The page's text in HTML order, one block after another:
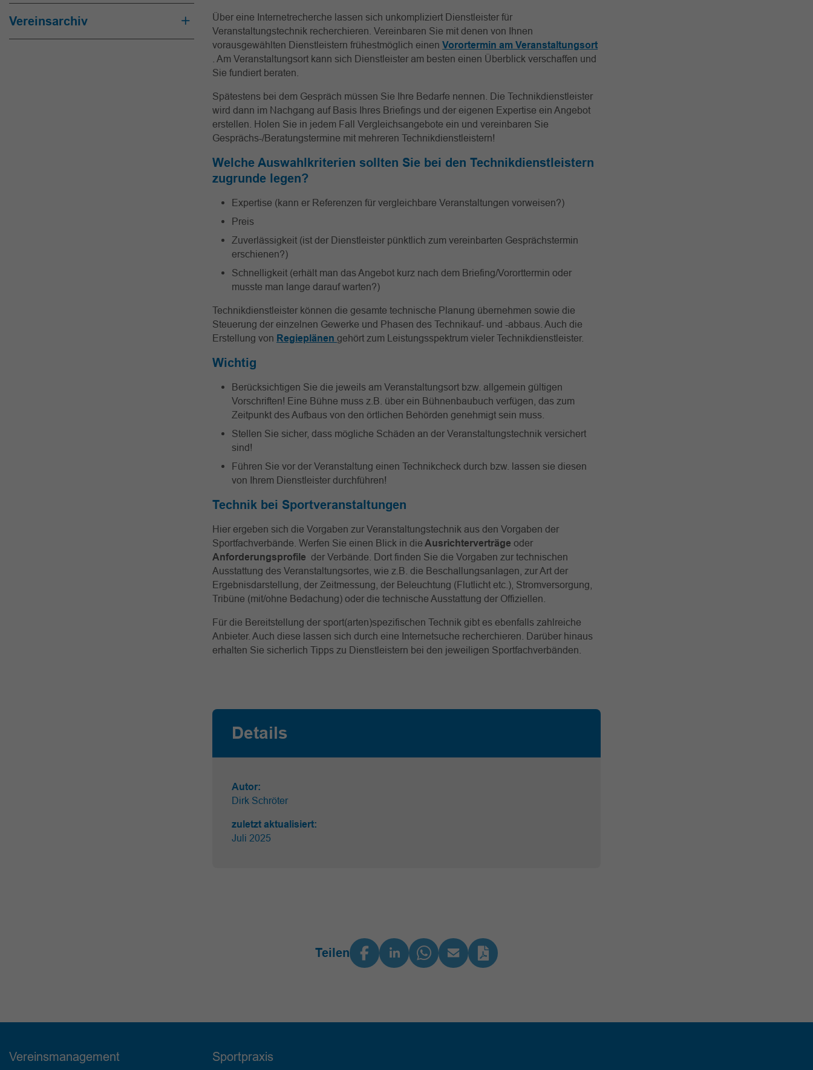
Vereinsarchiv
Über eine Internetrecherche lassen sich unkompliziert Dienstleister für
Veranstaltungstechnik recherchieren. Vereinbaren Sie mit denen von Ihnen
vorausgewählten Dienstleistern frühestmöglich einen Vorortermin am Veranstaltungsort
. Am Veranstaltungsort kann sich Dienstleister am besten einen Überblick verschaffen und
Sie fundiert beraten.
Spätestens bei dem Gespräch müssen Sie Ihre Bedarfe nennen. Die Technikdienstleister
wird dann im Nachgang auf Basis Ihres Briefings und der eigenen Expertise ein Angebot
erstellen. Holen Sie in jedem Fall Vergleichsangebote ein und vereinbaren Sie
Gesprächs-/Beratungstermine mit mehreren Technikdienstleistern!
Welche Auswahlkriterien sollten Sie bei den Technikdienstleistern
zugrunde legen?
Expertise (kann er Referenzen für vergleichbare Veranstaltungen vorweisen?)
Preis
Zuverlässigkeit (ist der Dienstleister pünktlich zum vereinbarten Gesprächstermin
erschienen?)
Schnelligkeit (erhält man das Angebot kurz nach dem Briefing/Vororttermin oder
musste man lange darauf warten?)
Technikdienstleister können die gesamte technische Planung übernehmen sowie die
Steuerung der einzelnen Gewerke und Phasen des Technikauf- und -abbaus. Auch die
Erstellung von Regieplänen gehört zum Leistungsspektrum vieler Technikdienstleister.
Wichtig
Berücksichtigen Sie die jeweils am Veranstaltungsort bzw. allgemein gültigen
Vorschriften! Eine Bühne muss z.B. über ein Bühnenbaubuch verfügen, das zum
Zeitpunkt des Aufbaus von den örtlichen Behörden genehmigt sein muss.
Stellen Sie sicher, dass mögliche Schäden an der Veranstaltungstechnik versichert
sind!
Führen Sie vor der Veranstaltung einen Technikcheck durch bzw. lassen sie diesen
von Ihrem Dienstleister durchführen!
Technik bei Sportveranstaltungen
Hier ergeben sich die Vorgaben zur Veranstaltungstechnik aus den Vorgaben der
Sportfachverbände. Werfen Sie einen Blick in die Ausrichterverträge oder
Anforderungsprofile der Verbände. Dort finden Sie die Vorgaben zur technischen
Ausstattung des Veranstaltungsortes, wie z.B. die Beschallungsanlagen, zur Art der
Ergebnisdarstellung, der Zeitmessung, der Beleuchtung (Flutlicht etc.), Stromversorgung,
Tribüne (mit/ohne Bedachung) oder die technische Ausstattung der Offiziellen.
Für die Bereitstellung der sport(arten)spezifischen Technik gibt es ebenfalls zahlreiche
Anbieter. Auch diese lassen sich durch eine Internetsuche recherchieren. Darüber hinaus
erhalten Sie sicherlich Tipps zu Dienstleistern bei den jeweiligen Sportfachverbänden.
Details
Autor:
Dirk Schröter
zuletzt aktualisiert:
Juli 2025
Teilen
Vereinsmanagement Sportpraxis